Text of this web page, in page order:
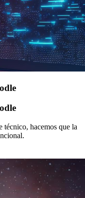
técnico, hacemos que la